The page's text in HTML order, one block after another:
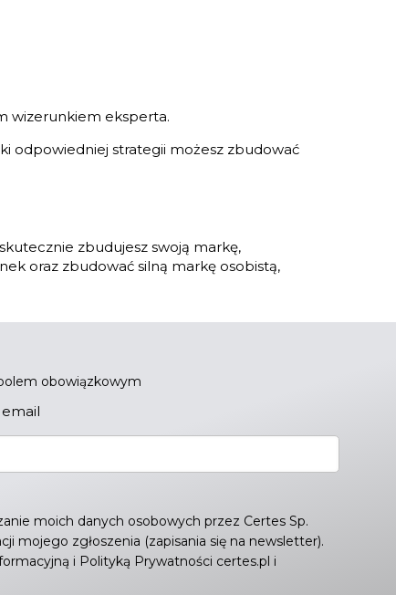
wizerunkiem eksperta.
odpowiedniej strategii możesz zbudować
zbudujesz swoją markę,
oraz zbudować silną markę osobistą,
obowiązkowym
moich danych osobowych przez Certes Sp.
mojego zgłoszenia (zapisania się na newsletter).
i Polityką Prywatności certes.pl i